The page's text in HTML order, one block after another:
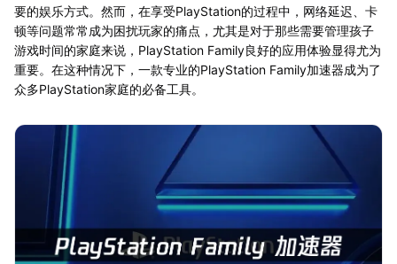
要的娱乐方式。然而，在享受PlayStation的过程中，网络延迟、卡
顿等问题常常成为困扰玩家的痛点，尤其是对于那些需要管理孩子
游戏时间的家庭来说，PlayStation Family良好的应用体验显得尤为
重要。在这种情况下，一款专业的PlayStation Family加速器成为了
众多PlayStation家庭的必备工具。